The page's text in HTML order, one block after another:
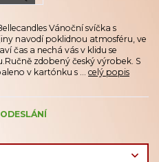
Vánoční svíčka s
navodí poklidnou atmosféru, ve
čas a nechá vás v klidu se
zdobený český výrobek. S
v kartónku s ... celý popis